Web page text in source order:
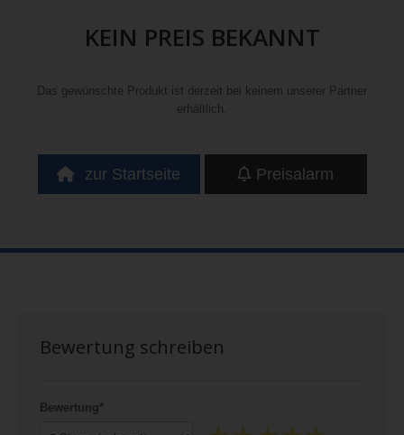
KEIN PREIS BEKANNT
Das gewünschte Produkt ist derzeit bei keinem unserer Partner
erhältlich.
zur Startseite Preisalarm
Bewertung schreiben
Bewertung*